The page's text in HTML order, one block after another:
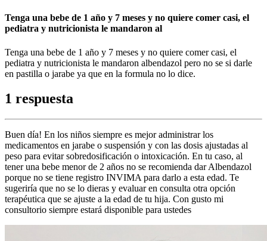
Tenga una bebe de 1 año y 7 meses y no quiere comer casi, el
pediatra y nutricionista le mandaron al
Tenga una bebe de 1 año y 7 meses y no quiere comer casi, el
pediatra y nutricionista le mandaron albendazol pero no se si darle
en pastilla o jarabe ya que en la formula no lo dice.
1 respuesta
Buen día! En los niños siempre es mejor administrar los
medicamentos en jarabe o suspensión y con las dosis ajustadas al
peso para evitar sobredosificación o intoxicación. En tu caso, al
tener una bebe menor de 2 años no se recomienda dar Albendazol
porque no se tiene registro INVIMA para darlo a esta edad. Te
sugeriría que no se lo dieras y evaluar en consulta otra opción
terapéutica que se ajuste a la edad de tu hija. Con gusto mi
consultorio siempre estará disponible para ustedes